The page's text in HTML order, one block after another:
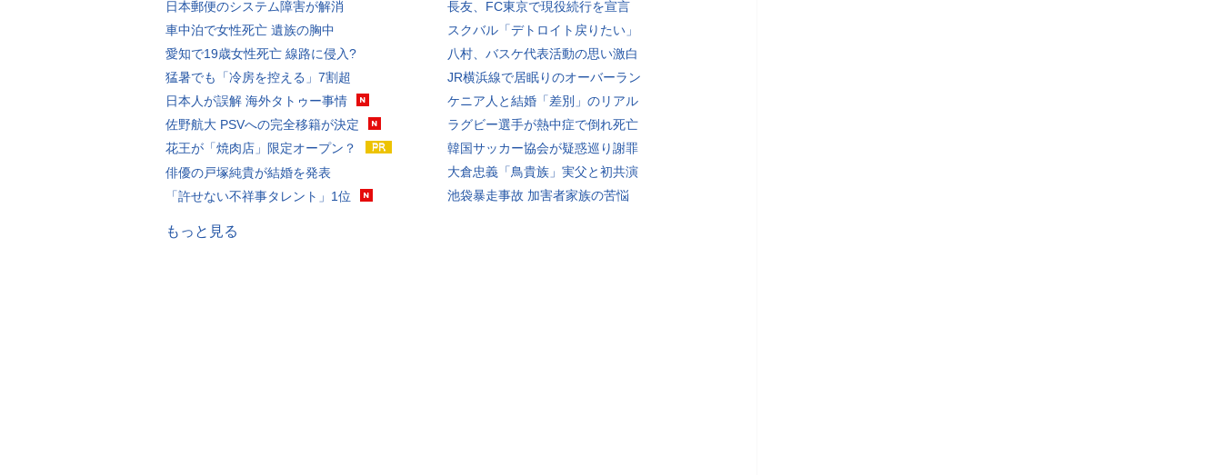
日本郵便のシステム障害が解消
車中泊で女性死亡 遺族の胸中
愛知で19歳女性死亡 線路に侵入?
猛暑でも「冷房を控える」7割超
日本人が誤解 海外タトゥー事情
佐野航大 PSVへの完全移籍が決定
花王が「焼肉店」限定オープン？
俳優の戸塚純貴が結婚を発表
「許せない不祥事タレント」1位
長友、FC東京で現役続行を宣言
スクバル「デトロイト戻りたい」
八村、バスケ代表活動の思い激白
JR横浜線で居眠りのオーバーラン
ケニア人と結婚「差別」のリアル
ラグビー選手が熱中症で倒れ死亡
韓国サッカー協会が疑惑巡り謝罪
大倉忠義「鳥貴族」実父と初共演
池袋暴走事故 加害者家族の苦悩
もっと見る